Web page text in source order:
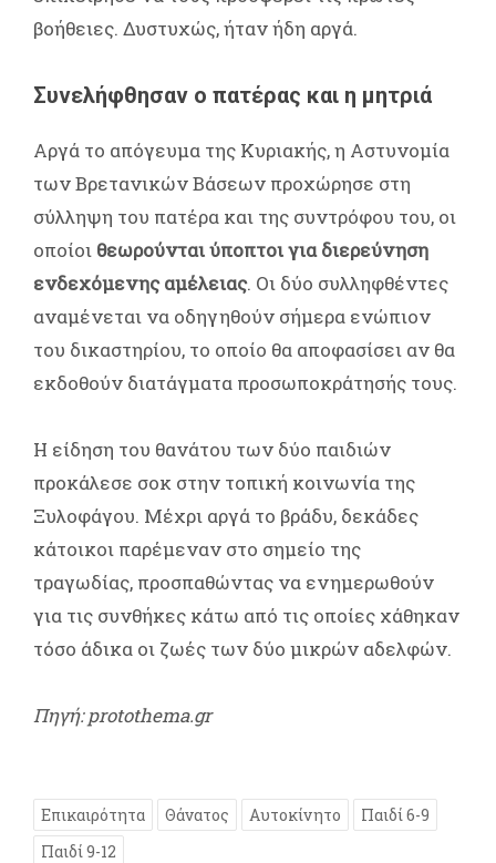
βοήθειες. Δυστυχώς, ήταν ήδη αργά.
Συνελήφθησαν ο πατέρας και η μητριά
Αργά το απόγευμα της Κυριακής, η Αστυνομία
των Βρετανικών Βάσεων προχώρησε στη
σύλληψη του πατέρα και της συντρόφου του, οι
οποίοι θεωρούνται ύποπτοι για διερεύνηση
ενδεχόμενης αμέλειας. Οι δύο συλληφθέντες
αναμένεται να οδηγηθούν σήμερα ενώπιον
του δικαστηρίου, το οποίο θα αποφασίσει αν θα
εκδοθούν διατάγματα προσωποκράτησής τους.
Η είδηση του θανάτου των δύο παιδιών
προκάλεσε σοκ στην τοπική κοινωνία της
Ξυλοφάγου. Μέχρι αργά το βράδυ, δεκάδες
κάτοικοι παρέμεναν στο σημείο της
τραγωδίας, προσπαθώντας να ενημερωθούν
για τις συνθήκες κάτω από τις οποίες χάθηκαν
τόσο άδικα οι ζωές των δύο μικρών αδελφών.
Πηγή: protothema.gr
Επικαιρότητα Θάνατος Αυτοκίνητο
Παιδί 6-9
Παιδί 9-12